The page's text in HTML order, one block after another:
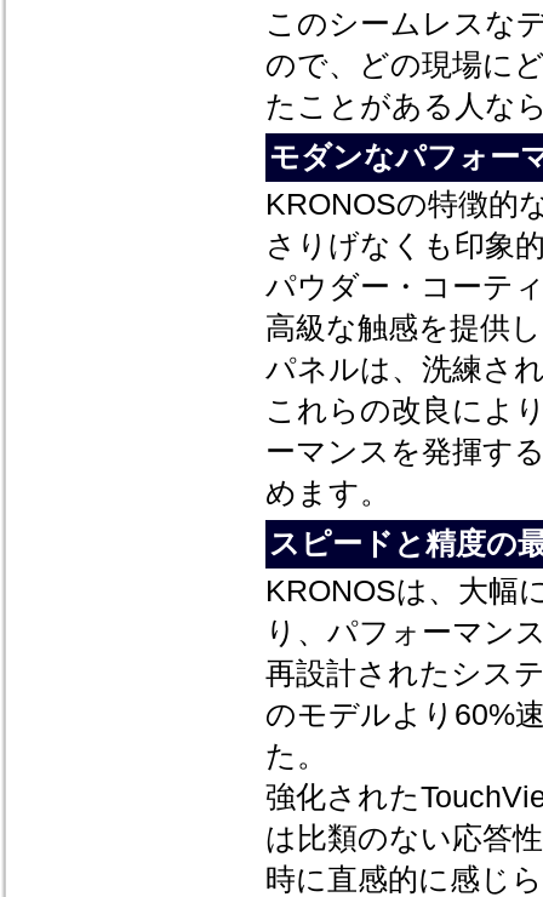
このシームレスな
ので、どの現場に
たことがある人な
モダンなパフォー
KRONOSの特徴的
さりげなくも印象
パウダー・コーテ
高級な触感を提供
パネルは、洗練さ
これらの改良によ
ーマンスを発揮す
めます。
スピードと精度の
KRONOSは、大幅
り、パフォーマン
再設計されたシス
のモデルより60%
た。
強化された
は比類のない応答
時に直感的に感じ